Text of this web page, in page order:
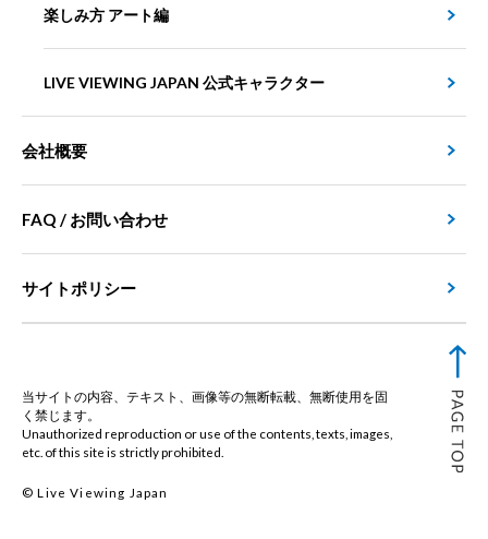
楽しみ方 アート編
LIVE VIEWING JAPAN 公式キャラクター
会社概要
FAQ / お問い合わせ
サイトポリシー
当サイトの内容、テキスト、画像等の無断転載、無断使用を固
く禁じます。
Unauthorized reproduction or use of the contents, texts, images,
etc. of this site is strictly prohibited.
© Live Viewing Japan